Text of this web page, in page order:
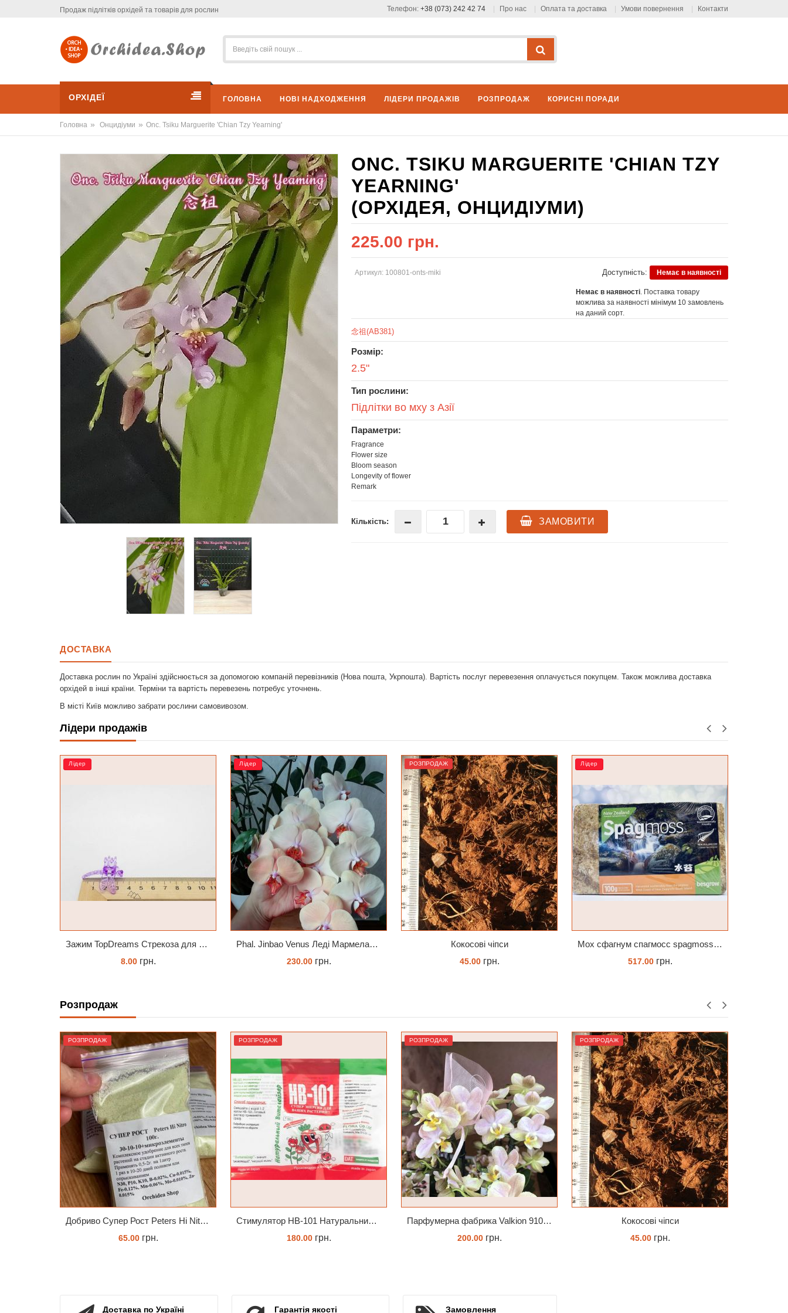
Продаж підлітків орхідей та товарів для рослин Телефон: +38 (073) 242 42 74 Про нас Оплата та доставка Умови повернення Контакти
ОРХІДЕЇ ГОЛОВНА НОВІ НАДХОДЖЕННЯ ЛІДЕРИ ПРОДАЖІВ РОЗПРОДАЖ КОРИСНІ ПОРАДИ
Головна » Онцидіуми » Onc. Tsiku Marguerite 'Chian Tzy Yearning'
ONC. TSIKU MARGUERITE 'CHIAN TZY
YEARNING'
(ОРХІДЕЯ, ОНЦИДІУМИ)
225.00 грн.
Артикул: 100801-onts-miki Доступність: Немає в наявності
Немає в наявності. Поставка товару
можлива за наявності мінімум 10 замовлень
на даний сорт.
念祖(AB381)
Розмір:
2.5"
Тип рослини:
Підлітки во мху з Азії
Параметри:
Fragrance
Flower size
Bloom season
Longevity of flower
Remark
Кількість: ЗАМОВИТИ
ДОСТАВКА
Доставка рослин по Україні здійснюється за допомогою компаній перевізників (Нова пошта, Укрпошта). Вартість послуг перевезення оплачується покупцем. Також можлива доставка
орхідей в інші країни. Терміни та вартість перевезень потребує уточнень.
В місті Київ можливо забрати рослини самовивозом.
Лідери продажів
Лідер
Phal. Jinbao Venus Леді Мармелад 1.7 (торфстакан)
230.00грн.
РОЗПРОДАЖ
Кокосові чіпси
45.00грн.
Лідер
517.00грн.
РОЗПРОДАЖ
Cтимулятор Кіссон Епін +
14.09грн.
Розпродаж
РОЗПРОДАЖ
Добриво Супер Рост Peters Hi Nitro 30-10-10 + мікроелементи
65.00грн.
РОЗПРОДАЖ
Стимулятор HB-101 Натуральний віталайзер 6 мл
180.00грн.
РОЗПРОДАЖ
Парфумерна фабрика Valkion 9102 1.7 (торфстакан) реанімашка
200.00грн.
РОЗПРОДАЖ
Кокосові чіпси
45.00грн.
Доставка по Україні Гарантія якості Замовлення